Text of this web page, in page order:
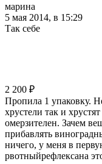
марина
5 мая 2014, в 15:29
Так себе
2 200 ₽
Пропила 1 упаковку.
хрустели так и
омерзителен. Зачем
прибавлять
ничего, у меня в
рвотныйрефлексана